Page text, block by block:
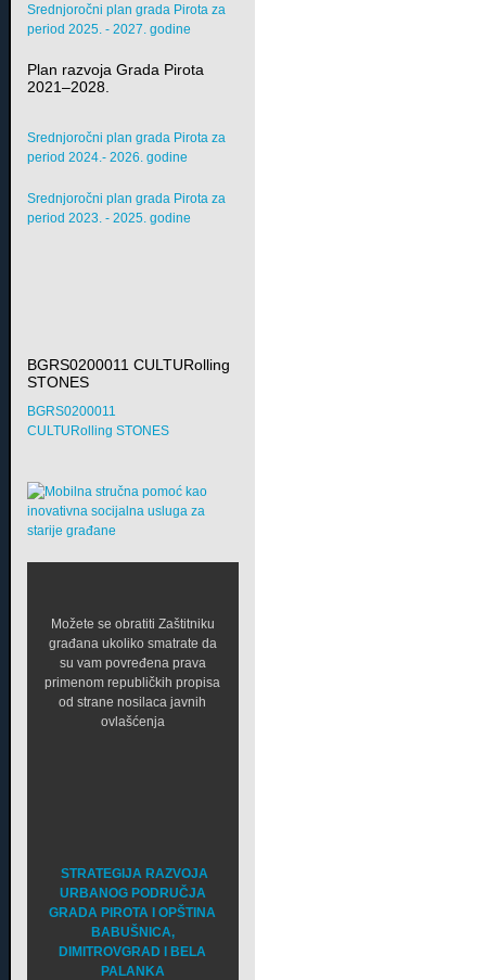
Srednjoročni plan grada Pirota za
period 2025. - 2027. godine
Plan razvoja Grada Pirota
2021–2028.
Srednjoročni plan grada Pirota za
period 2024.- 2026. godine
Srednjoročni plan grada Pirota za
period 2023. - 2025. godine
BGRS0200011 CULTURolling
STONES
BGRS0200011
CULTURolling STONES
Možete se obratiti Zaštitniku
građana ukoliko smatrate da
su vam povređena prava
primenom republičkih propisa
od strane nosilaca javnih
ovlašćenja
STRATEGIJA RAZVOJA
URBANOG PODRUČJA
GRADA PIROTA I OPŠTINA
BABUŠNICA,
DIMITROVGRAD I BELA
PALANKA